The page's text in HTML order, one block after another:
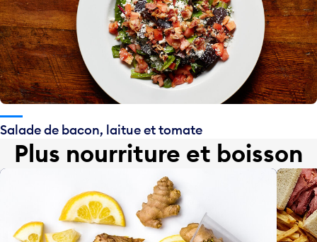
Salade de bacon, laitue et tomate
Plus nourriture et boisson